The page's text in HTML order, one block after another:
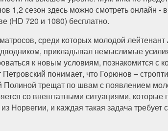
1,2 сезон здесь можно смотреть онлайн -
(HD 720 и 1080) бесплатно.
среди которых молодой
прикладывал немыслимые
к новым условиям, познакомится с
понимает, что Горюнов –
Полиной трещат по швам с появлением
со внештатными ситуациями, которые
Норвегии, и каждая такая задача требует